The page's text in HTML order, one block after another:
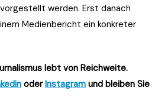
werden. Erst danach
Medienbericht ein konkreter
lebt von Reichweite.
oderInstagram und bleiben Sie